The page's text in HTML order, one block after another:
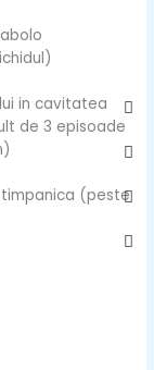
in cavitatea
de 3 episoade
(peste